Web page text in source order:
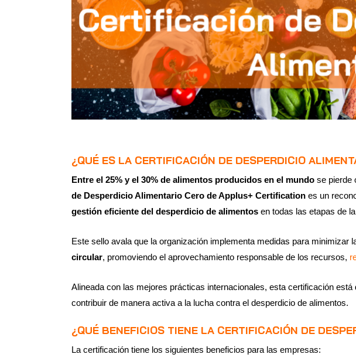
¿QUÉ ES LA CERTIFICACIÓN DE DESPERDICIO
Entre el 25% y el 30% de alimentos producidos en el mundo se pierde
de Desperdicio Alimentario Cero de Applus+ Certification es un
gestión eficiente del desperdicio de alimentos en todas las etapas de
Este sello avala que la organización implementa medidas para minimizar
circular, promoviendo el aprovechamiento responsable de los recursos,
Alineada con las mejores prácticas internacionales, esta certificación está
contribuir de manera activa a la lucha contra el desperdicio de alimentos.
¿QUÉ BENEFICIOS TIENE LA CERTIFICACIÓN DE
La certificación tiene los siguientes beneficios para las empresas: